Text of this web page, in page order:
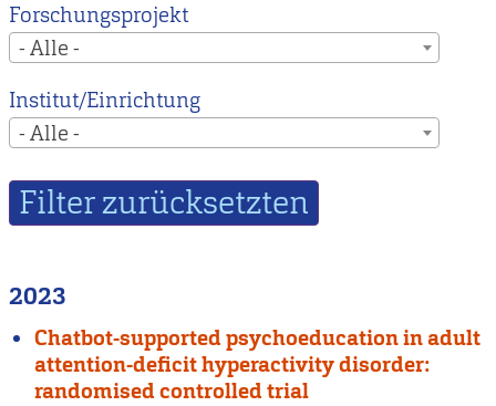
Forschungsprojekt
- Alle -
Institut/Einrichtung
- Alle -
2023
Chatbot-supported psychoeducation in adult
attention-deficit hyperactivity disorder:
randomised controlled trial